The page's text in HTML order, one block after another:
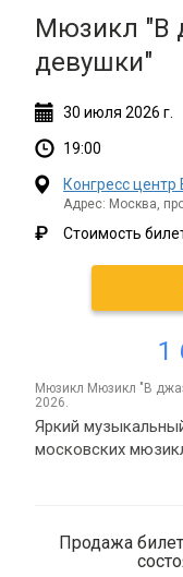
Мюзикл "В
девушки"
30 июля 2026 г.
19:00
Конгресс центр
Адрес: Москва,
₽ Стоимость
1
мюзикл Мюзикл "В джазе только девушки" в Москве 30 Июля
2026.
Яркий
московских
Продажа